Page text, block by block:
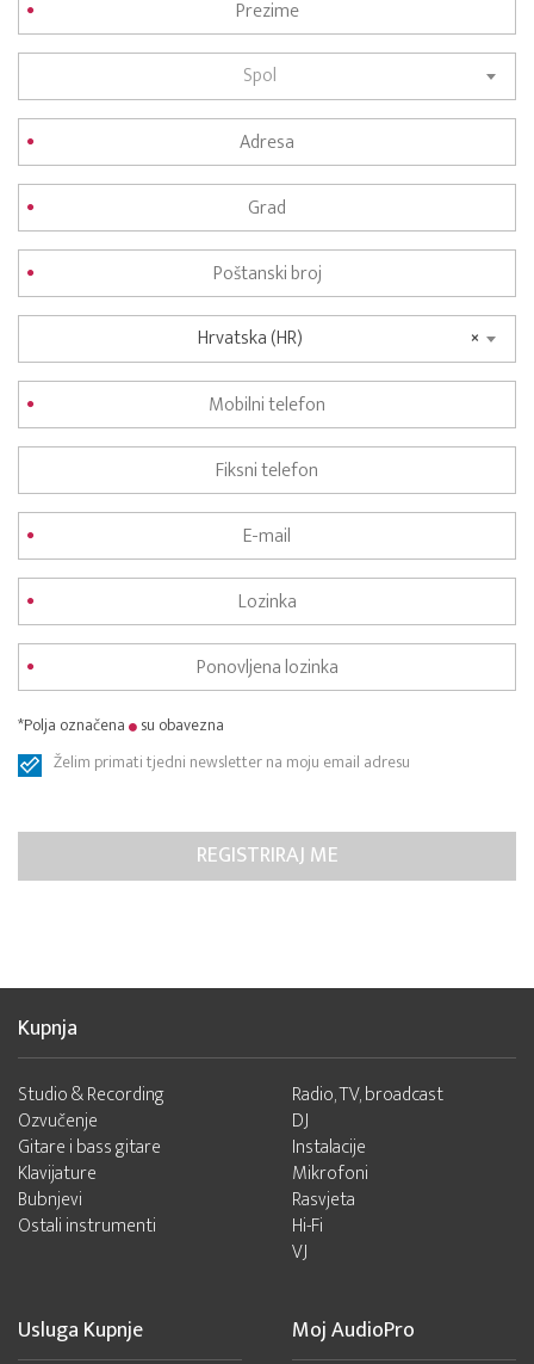
Spol
×
Hrvatska (HR)
*Polja označena
su obavezna
Želim primati tjedni newsletter na moju email adresu
Kupnja
Studio & Recording
Ozvučenje
Gitare i bass gitare
Klavijature
Bubnjevi
Ostali instrumenti
Radio, TV, broadcast
DJ
Instalacije
Mikrofoni
Rasvjeta
Hi-Fi
VJ
Usluga Kupnje Moj AudioPro